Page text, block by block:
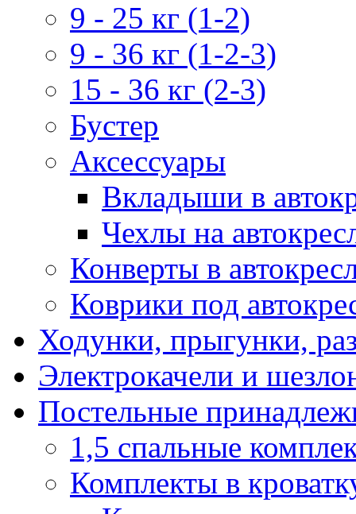
9 - 25 кг (1-2)
9 - 36 кг (1-2-3)
15 - 36 кг (2-3)
Бустер
Аксессуары
Вкладыши в
Чехлы на
Конверты в
Коврики под
Ходунки, прыгунки,
Электрокачели и
Постельные
1,5 спальные
Комплекты в